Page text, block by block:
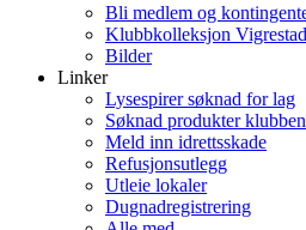
Bli medlem og
Klubbkolleksjon
Bilder
Linker
Lysespirer søknad for lag
Søknad produkter
Meld inn idrettsskade
Refusjonsutlegg
Utleie lokaler
Dugnadregistrering